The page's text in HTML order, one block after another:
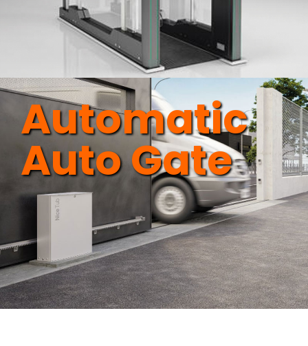
Automatic
Auto Gate